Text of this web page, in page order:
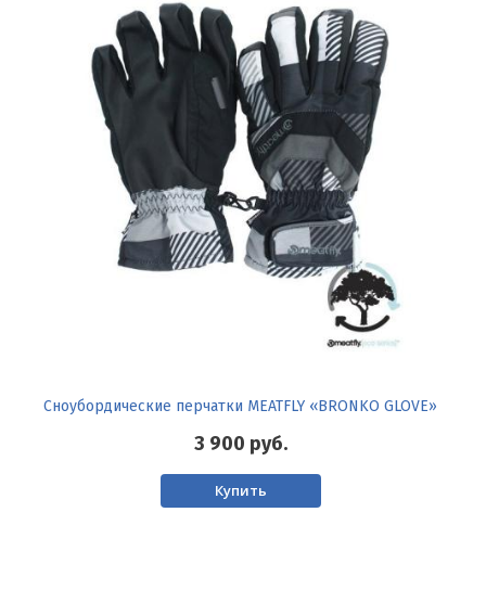
Сноубордические перчатки MEATFLY «BRONKO GLOVE»
3 900 руб.
Купить